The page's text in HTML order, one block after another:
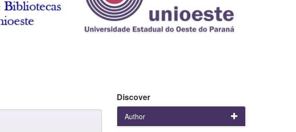
Discover
Author